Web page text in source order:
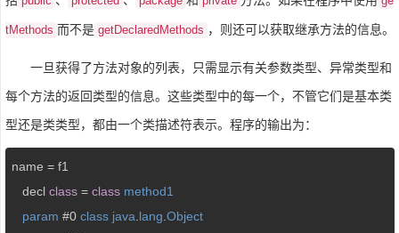
tMethods 而不是 getDeclaredMethods ，则还可以获取继承方法的信息。
一旦获得了方法对象的列表，只需显示有关参数类型、异常类型和
每个方法的返回类型的信息。这些类型中的每一个，不管它们是基本类
型还是类类型，都由一个类描述符表示。程序的输出为：
name = f1
   decl
class = class method1
param #0 class java lang .Object